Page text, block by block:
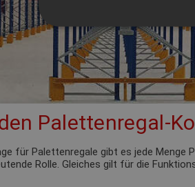
Palettenregal-
für Palettenregale gibt es jede
Rolle. Gleiches gilt für die